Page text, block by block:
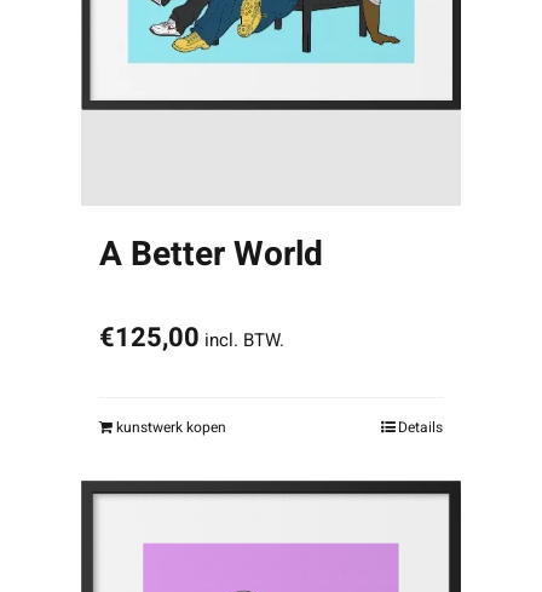
A Better World
€125,00 incl. BTW.
kunstwerk kopen Details